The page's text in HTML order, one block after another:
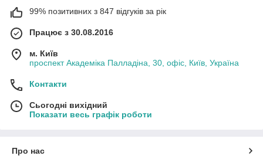
99% позитивних з 847 відгуків за рік
Працює з 30.08.2016
м. Київ
проспект Академіка Палладіна, 30, офіс, Київ, Україна
Контакти
Сьогодні вихідний
Показати весь графік роботи
Про нас